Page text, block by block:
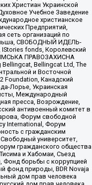
Христиан Украинской
Учебное Заведение
христианское
Предприятий,
сеть организаций по
СВОБОДНЫЙ ИДЕЛЬ-
fonds, Королевский
ПРАВОЗАХИСНА
Bellingcat Ltd, The
и Восточной
Foundation, Канадский
Лорье, Украинская
Международный
пресса, Возрождение,
антивоенный комитет в
Форум свободной
International, Форум
с гражданским
университет,
гражданского общества
и Хабомаи, Съезд
Фонд борьбы с коррупцией
фонд природы, BDR Novaja
дом прав человека